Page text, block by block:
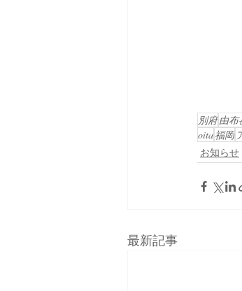
別府由布
oita福岡
お知らせ
最新記事